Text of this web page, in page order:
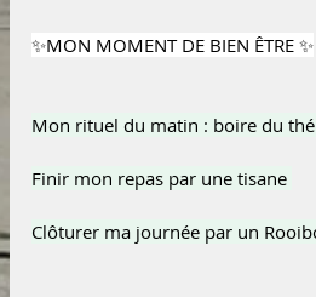
✨MON MOMENT DE BIEN ÊTRE ✨
Mon rituel du matin : boire du thé
Finir mon repas par une tisane
Clôturer ma journée par un